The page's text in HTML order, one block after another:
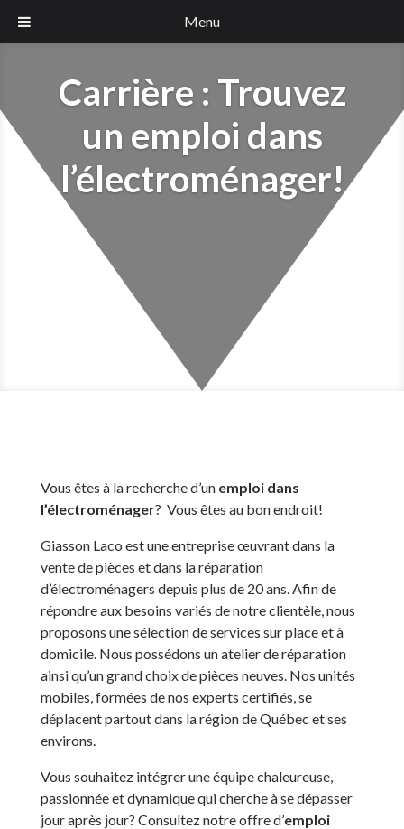
Carrière : Trouvez
un emploi dans
l’électroménager!
Vous êtes à la recherche d’unemploi dans
l’électroménager? Vous êtes au bon endroit!
Giasson Laco est une entreprise œuvrant dans la
vente de pièces et dans la réparation
d’électroménagers depuis plus de 20 ans. Afin de
répondre aux besoins variés de notre clientèle, nous
proposons une sélection de services sur place et à
domicile. Nous possédons un atelier de réparation
ainsi qu’un grand choix de pièces neuves. Nos unités
mobiles, formées de nos experts certifiés, se
déplacent partout dans la région de Québec et ses
environs.
Vous souhaitez intégrer une équipe chaleureuse,
passionnée et dynamique qui cherche à se dépasser
jour après jour? Consultez notre offre d’emploi
Menu